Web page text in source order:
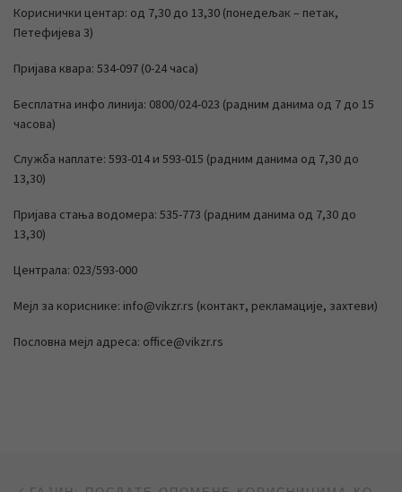
Кориснички центар: од 7,30 до 13,30 (понедељак – петак,
Петефијева 3)
Пријава квара: 534-097 (0-24 часа)
Бесплатна инфо линија: 0800/024-023 (радним данима од 7 до 15
часова)
Служба наплате: 593-014 и 593-015 (радним данима од 7,30 до
13,30)
Пријава стања водомера: 535-773 (радним данима од 7,30 до
13,30)
Централа: 023/593-000
Мејл за кориснике: info@vikzr.rs (контакт, рекламације, захтеви)
Пословна мејл адреса: office@vikzr.rs
Post navigation